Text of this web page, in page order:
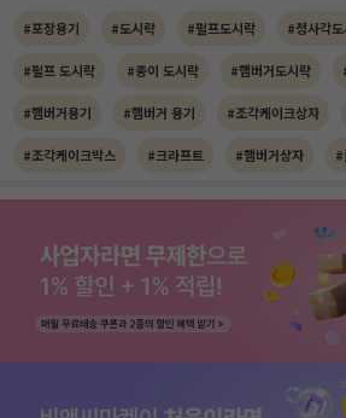
#포장용기 #도시락 #펄프도시락 #정사각
#펄프 도시락 #종이 도시락 #햄버거도시락
#햄버거용기 #햄버거 용기 #조각케이크상자
#조각케이크박스 #크라프트 #햄버거상자 #